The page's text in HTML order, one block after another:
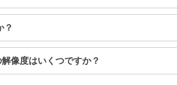
？
像度はいくつですか？